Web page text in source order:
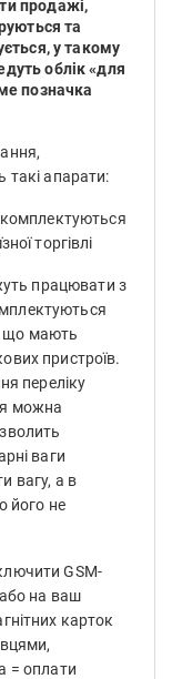
продажі,
та
у такому
облік «для
позначка
такі апарати:
комплектуються
торгівлі
працювати з
що мають
пристроїв.
переліку
можна
ваги
вагу, а в
його не
GSM-
або на ваш
карток
= оплати